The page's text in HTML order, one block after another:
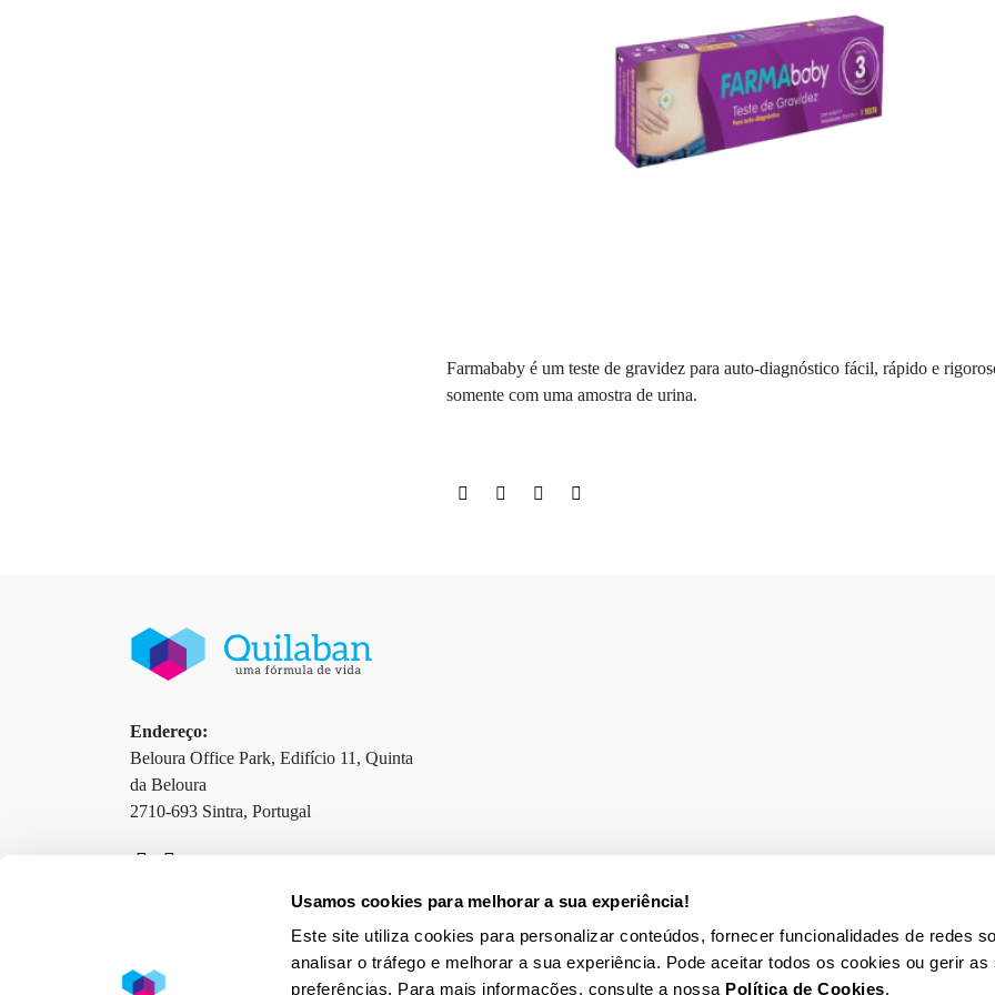
Usamos cookies para melhorar a sua experiência!
Este site utiliza cookies para personalizar conteúdos, fornecer funcionalidades de redes
analisar o tráfego e melhorar a sua experiência. Pode aceitar todos os cookies ou gerir as
preferências. Para mais informações, consulte a nossa Política de Cookies.
Farmababy é um teste de gravidez para auto-diagnóstico fácil, rápido e
somente com uma amostra de urina.
Endereço:
Beloura Office Park, Edifício 11, Quinta
da Beloura
2710-693 Sintra, Portugal
Termos e Condições